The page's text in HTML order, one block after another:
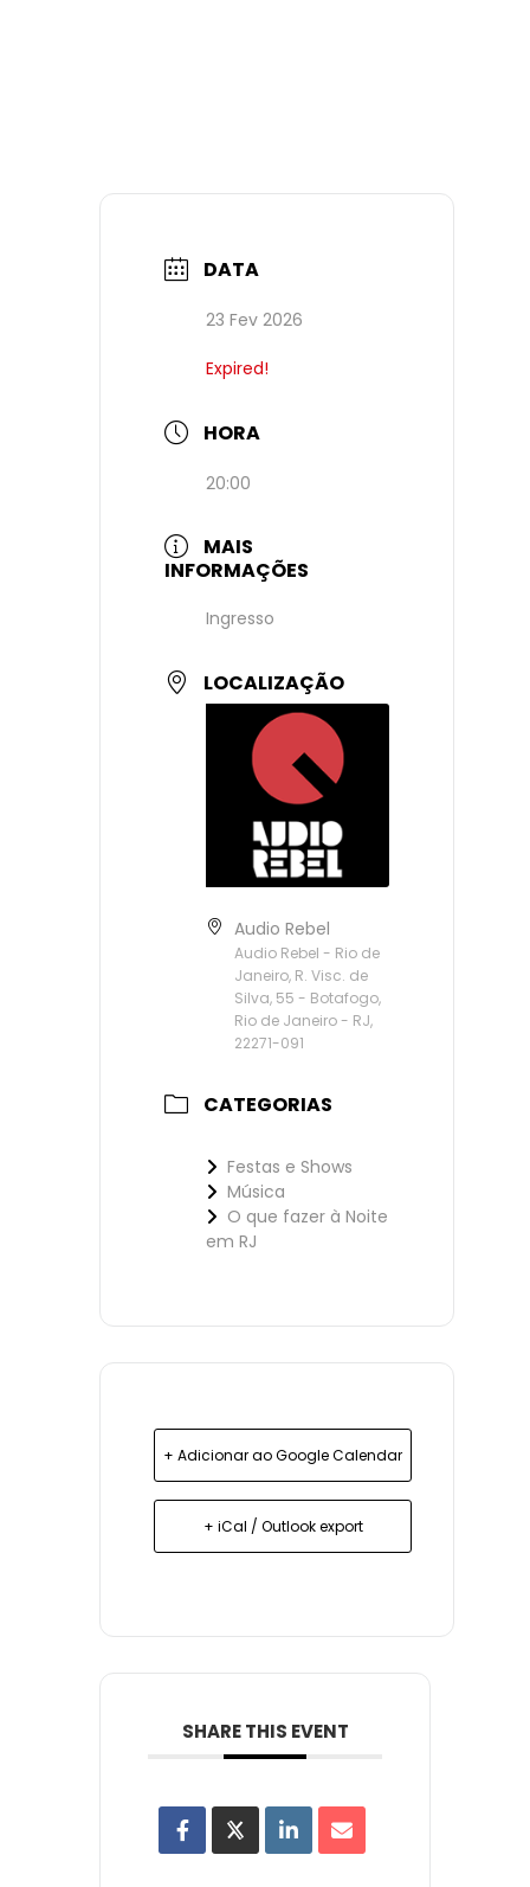
DATA
23 Fev 2026
Expired!
HORA
20:00
MAIS
INFORMAÇÕES
Ingresso
LOCALIZAÇÃO
Audio Rebel
Audio Rebel - Rio de
Janeiro, R. Visc. de
Silva, 55 - Botafogo,
Rio de Janeiro - RJ,
22271-091
CATEGORIAS
Festas e Shows
Música
O que fazer à Noite
em RJ
+ Adicionar ao Google Calendar
+ iCal / Outlook export
SHARE THIS EVENT